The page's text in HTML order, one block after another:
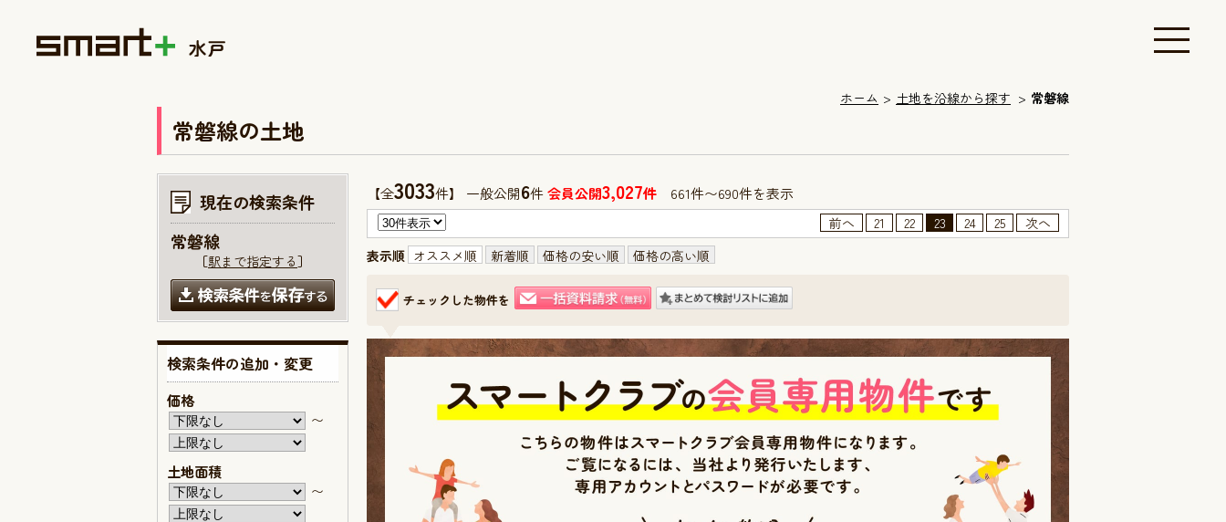
ホーム 土地を沿線から探す 常磐線
常磐線の土地
【全3033件】 一般公開6件会員公開3,027件 661件〜690件を表示
前へ 21 22 23 24 25
次へ
表示順 オススメ順 新着順 価格の安い順 価格の高い順
チェックした物件を
現在の検索条件
常磐線
［駅まで指定する］
検索条件の追加・変更
価格
〜
土地面積
〜